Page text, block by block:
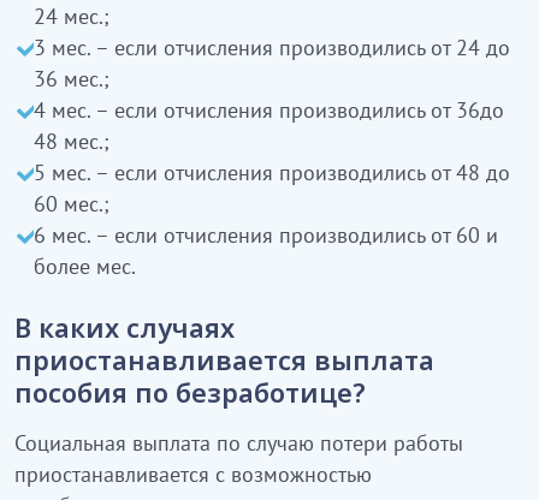
24 мес.;
3 мес. – если отчисления производились от 24 до
36 мес.;
4 мес. – если отчисления производились от 36до
48 мес.;
5 мес. – если отчисления производились от 48 до
60 мес.;
6 мес. – если отчисления производились от 60 и
более мес.
В каких случаях
приостанавливается выплата
пособия по безработице?
Социальная выплата по случаю потери работы
приостанавливается с возможностью